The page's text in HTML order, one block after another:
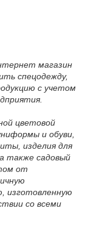
магазин
спецодежду,
с учетом
цветовой
и обуви,
изделия для
также садовый
от
изготовленную
со всеми